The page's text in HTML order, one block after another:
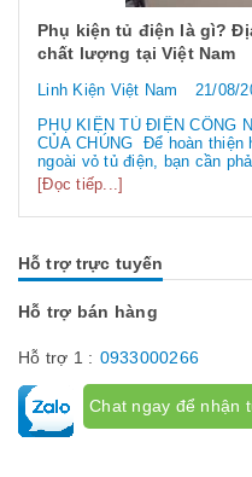
Phụ kiện tủ điện là gì?
chất lượng tại Việt Nam
Linh Kiện Việt Nam
21/08/
PHỤ KIỆN TỦ ĐIỆN CÔNG
CỦA CHÚNG Để hoàn thiện
ngoài vỏ tủ điện, bạn cần
tủ điện công nghiệp khác
công nghiệp bao gồm những
nào hãy...
[Đọc tiếp...]
Hỗ trợ trực tuyến
Hỗ trợ bán hàng
Hỗ trợ 1 : 0933000266
Chat ngay để nhận